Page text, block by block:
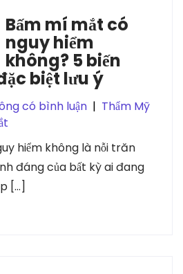
Bấm mí mắt có
nguy hiểm
không? 5 biến
biệt lưu ý
có bình luận | Thẩm Mỹ
hiểm không là nỗi trăn
đáng của bất kỳ ai đang
[…]